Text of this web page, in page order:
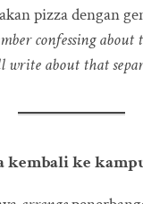
pizza dengan
confessing
about that
kembali ke